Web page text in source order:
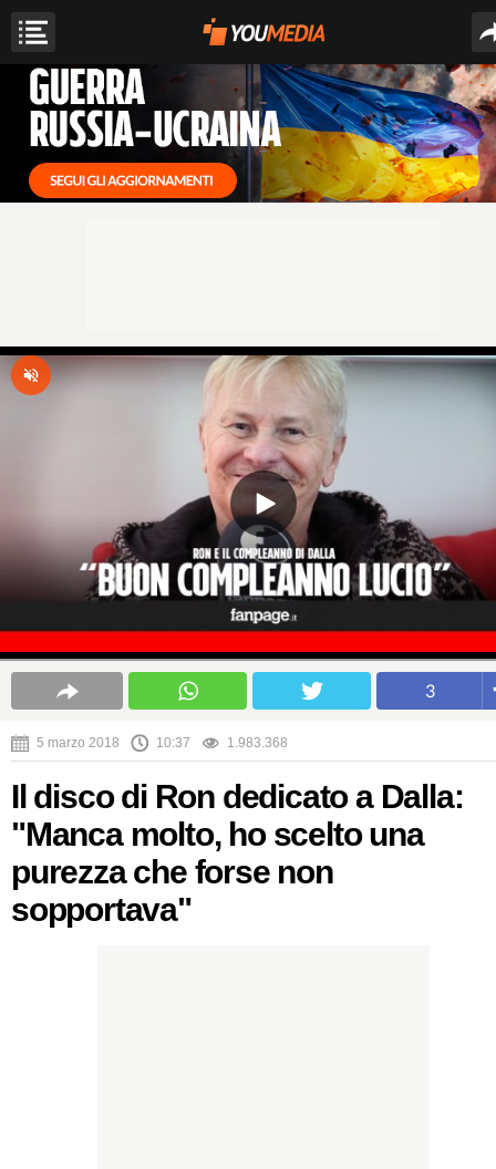
3
5 marzo 2018 10:37 1.983.368
Il disco di Ron dedicato a Dalla:
"Manca molto, ho scelto una
purezza che forse non
sopportava"